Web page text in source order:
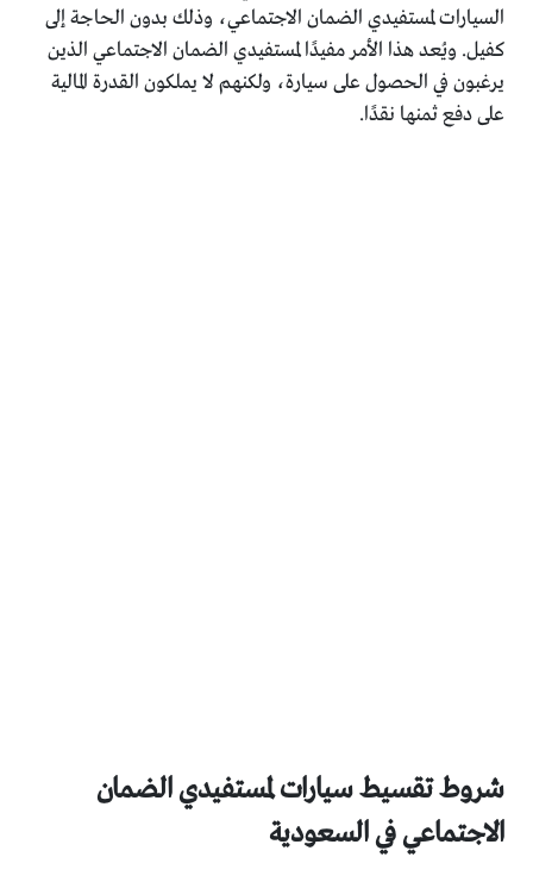
السيارات لمستفيدي الضمان الاجتماعي، وذلك بدون الحاجة إلى
كفيل. ويُعد هذا الأمر مفيدًا لمستفيدي الضمان الاجتماعي الذين
يرغبون في الحصول على سيارة، ولكنهم لا يملكون القدرة المالية
على دفع ثمنها نقدًا.
شروط تقسيط سيارات لمستفيدي الضمان
الاجتماعي في السعودية